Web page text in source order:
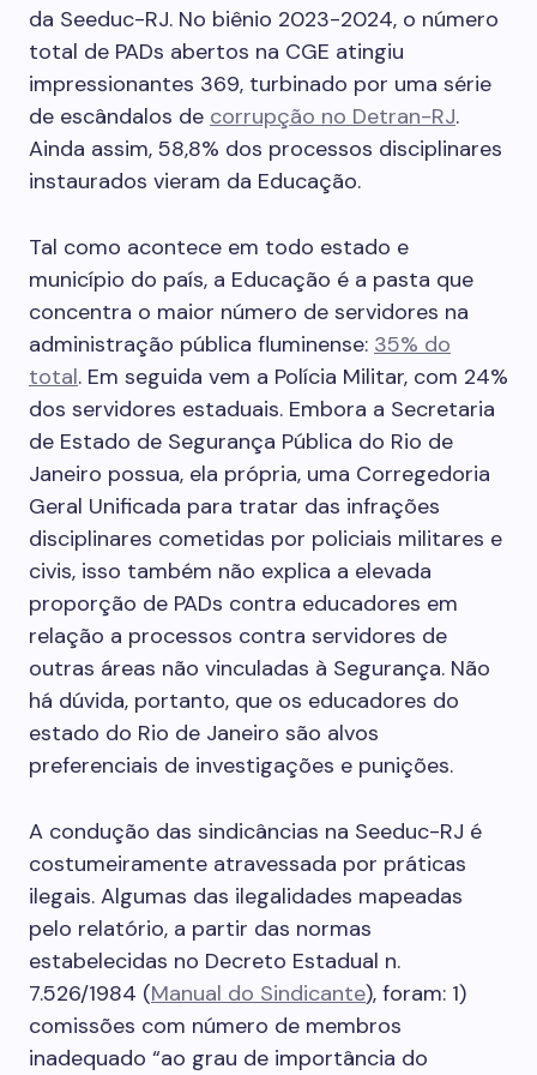
da Seeduc-RJ. No biênio 2023-2024, o número
total de PADs abertos na CGE atingiu
impressionantes 369, turbinado por uma série
de escândalos de corrupção no Detran-RJ.
Ainda assim, 58,8% dos processos disciplinares
instaurados vieram da Educação.
Tal como acontece em todo estado e
município do país, a Educação é a pasta que
concentra o maior número de servidores na
administração pública fluminense: 35% do
total. Em seguida vem a Polícia Militar, com 24%
dos servidores estaduais. Embora a Secretaria
de Estado de Segurança Pública do Rio de
Janeiro possua, ela própria, uma Corregedoria
Geral Unificada para tratar das infrações
disciplinares cometidas por policiais militares e
civis, isso também não explica a elevada
proporção de PADs contra educadores em
relação a processos contra servidores de
outras áreas não vinculadas à Segurança. Não
há dúvida, portanto, que os educadores do
estado do Rio de Janeiro são alvos
preferenciais de investigações e punições.
A condução das sindicâncias na Seeduc-RJ é
costumeiramente atravessada por práticas
ilegais. Algumas das ilegalidades mapeadas
pelo relatório, a partir das normas
estabelecidas no Decreto Estadual n.
7.526/1984 (Manual do Sindicante), foram: 1)
comissões com número de membros
inadequado “ao grau de importância do